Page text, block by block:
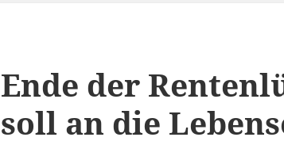
Ende der
soll an die